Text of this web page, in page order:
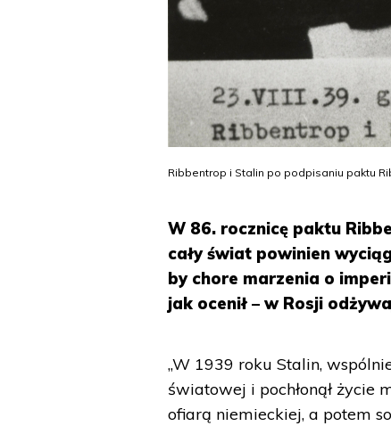
Ribbentrop i Stalin po podpisaniu paktu
W 86. rocznicę paktu
cały świat powinien
by chore marzenia o
jak ocenił – w Rosji
„W 1939 roku Stalin,
światowej i pochłonął życie
ofiarą niemieckiej, a potem